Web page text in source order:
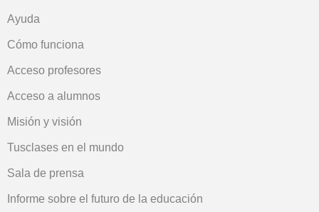
Ayuda
Cómo funciona
Acceso profesores
Acceso a alumnos
Misión y visión
Tusclases en el mundo
Sala de prensa
Informe sobre el futuro de la educación